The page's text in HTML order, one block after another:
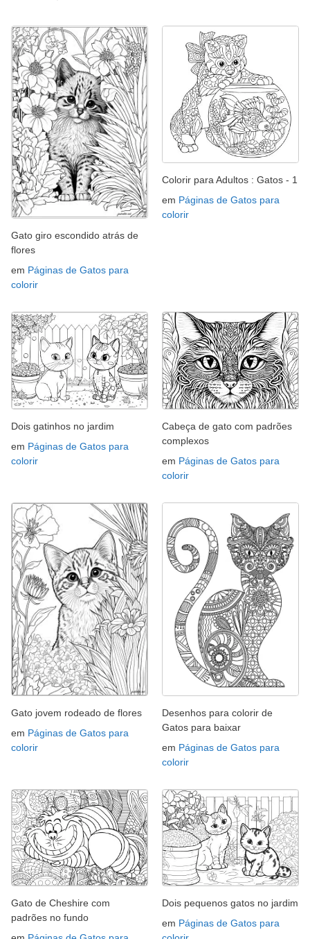
Gato giro escondido atrás de
flores
em Páginas de Gatos para
colorir
Colorir para Adultos : Gatos - 1
em Páginas de Gatos para
colorir
Dois gatinhos no jardim
em Páginas de Gatos para
colorir
Cabeça de gato com padrões
complexos
em Páginas de Gatos para
colorir
Gato jovem rodeado de flores
em Páginas de Gatos para
colorir
Desenhos para colorir de
Gatos para baixar
em Páginas de Gatos para
colorir
Gato de Cheshire com
padrões no fundo
Dois pequenos gatos no jardim
em Páginas de Gatos para